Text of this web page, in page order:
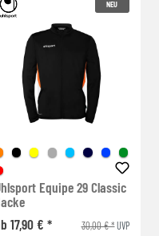
NEU
Equipe 29 Classic
17,90 € *
30,00 € *UVP